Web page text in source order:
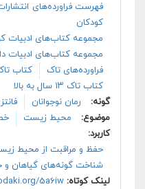
فهرست فراورده‌های
کودکان
مجموعه کتاب‌های ادبیات
مجموعه کتاب‌های ادبیات
فراورده‌های تاک
کتاب
کتاب تاک ۱۳ سال به بالا
گونه:
رمان نوجوانان
موضوع:
محیط زیست
کاربرد:
حفظ و مراقبت از محیط
شناخت گونه‌های گیاهان
لینک کوتاه: 5a6iw